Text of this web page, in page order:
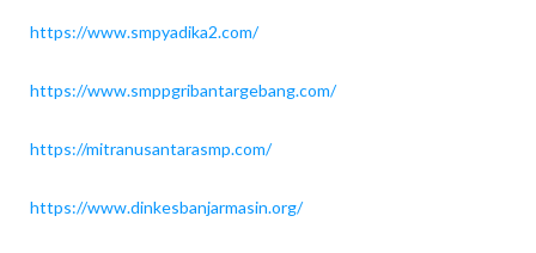
https://www.smpyadika2.com/
https://www.smppgribantargebang.com/
https://mitranusantarasmp.com/
https://www.dinkesbanjarmasin.org/